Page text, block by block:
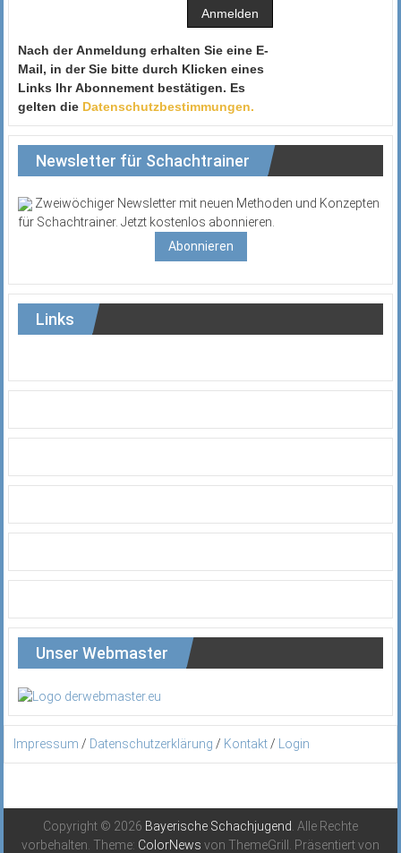
Nach der Anmeldung erhalten Sie eine E-
Mail, in der Sie bitte durch Klicken eines
Links Ihr Abonnement bestätigen. Es
gelten die Datenschutzbestimmungen.
Newsletter für Schachtrainer
Zweiwöchiger Newsletter mit neuen Methoden und Konzepten
für Schachtrainer. Jetzt kostenlos abonnieren.
Abonnieren
Links
Unser Webmaster
Impressum / Datenschutzerklärung / Kontakt / Login
Copyright © 2026 Bayerische Schachjugend . Alle Rechte
vorbehalten. Theme: ColorNews von ThemeGrill. Präsentiert von